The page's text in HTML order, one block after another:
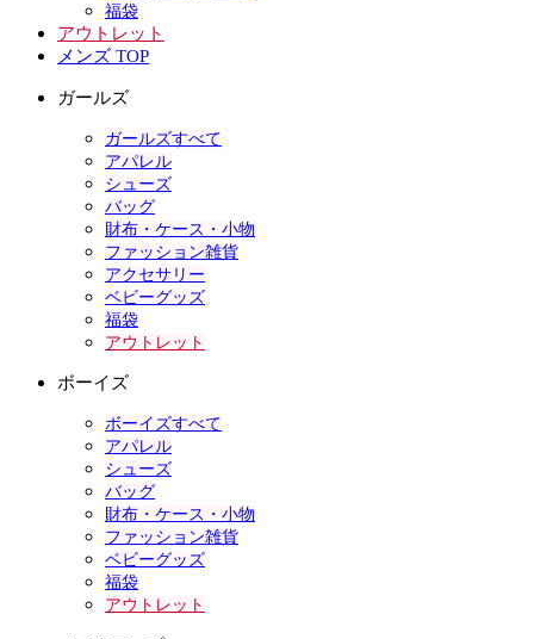
福袋
アウトレット
メンズ TOP
ガールズ
ガールズすべて
アパレル
シューズ
バッグ
財布・ケース・小物
ファッション雑貨
アクセサリー
ベビーグッズ
福袋
アウトレット
ボーイズ
ボーイズすべて
アパレル
シューズ
バッグ
財布・ケース・小物
ファッション雑貨
ベビーグッズ
福袋
アウトレット